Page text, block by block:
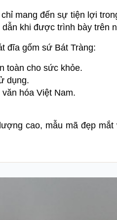
mang đến sự tiện lợi
khi được trình bày trên
đĩa gốm sứ Bát Tràng:
toàn cho sức khỏe.
dụng.
hóa Việt Nam.
cao, mẫu mã đẹp